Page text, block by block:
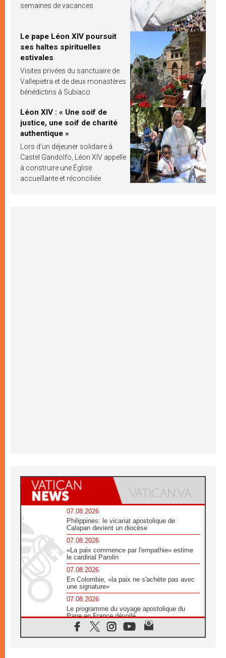
semaines de vacances
Le pape Léon XIV poursuit
ses haltes spirituelles
estivales
Visites privées du sanctuaire de
Vallepietra et de deux monastères
bénédictins à Subiaco
Léon XIV : « Une soif de
justice, une soif de charité
authentique »
Lors d’un déjeuner solidaire à
Castel Gandolfo, Léon XIV appelle
à construire une Église
accueillante et réconciliée
07.08.2026
Philippines: le vicariat apostolique de
Calapan devient un diocèse
07.08.2026
«La paix commence par l'empathie» estime
le cardinal Parolin
07.08.2026
En Colombie, «la paix ne s'achète pas avec
une signature»
07.08.2026
Le programme du voyage apostolique du
Pape en France dévoilé
07.08.2026
1ère Conférence continentale sur l'éducation